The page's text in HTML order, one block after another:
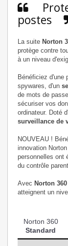
postes
La suite Norton
protège contre
à un niveau
Bénéficiez d'une
spywares, d'un
de mots de
sécuriser vos
ordinateur. Doté
surveillance de
NOUVEAU !
innovation
personnelles ont
du contrôle
Avec Norton
atteignent un
Norton 360
Standard